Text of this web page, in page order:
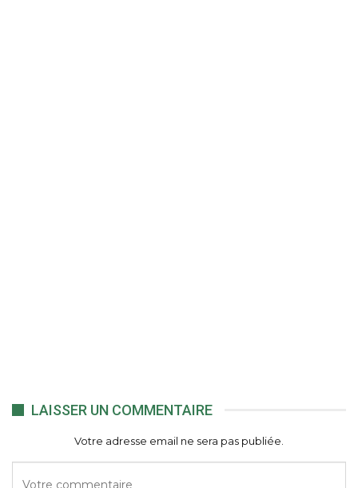
LAISSER UN COMMENTAIRE
Votre adresse email ne sera pas publiée.